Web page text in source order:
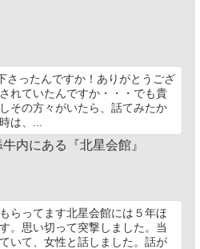
さったんですか！ありがとうござ
れていたんですか・・・でも貴
その方々がいたら、話てみたか
は、...
内にある『北星会館』
らってます北星会館には５年ほ
。思い切って突撃しました。当
いて、女性と話しました。話が